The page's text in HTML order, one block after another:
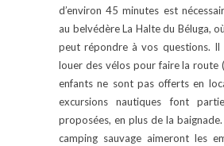
d’environ 45 minutes est
au belvédère La Halte du Béluga,
peut répondre à vos questions. Il
louer des vélos pour faire la route
enfants ne sont pas offerts en
excursions nautiques font
proposées, en plus de la
camping sauvage aimeront les